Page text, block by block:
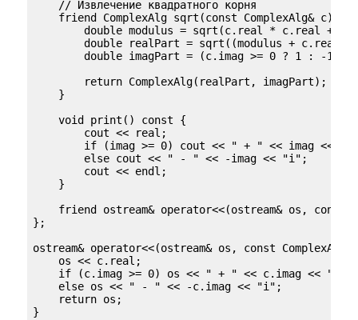
    // Извлечение квадратного корня
    friend ComplexAlg sqrt(const ComplexAlg& c) {
double modulus = sqrt(c.real * c.real +
double realPart = sqrt((modulus + c.real)
double imagPart = (c.imag >= 0 ? 1 : -1)
        return ComplexAlg(realPart, imagPart);
    }
    void print() const {
        cout << real;
if (imag >= 0) cout << " + " << imag <<
        else cout << " - " << -imag << "i";
        cout << endl;
    }
friend ostream& operator<<(ostream& os, const
};
ostream& operator<<(ostream& os, const
    os << c.real;
    if (c.imag >= 0) os << " + " << c.imag << "i";
    else os << " - " << -c.imag << "i";
    return os;
}